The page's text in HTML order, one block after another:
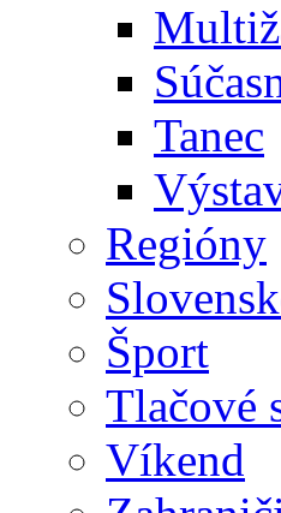
Tanec
Regióny
Šport
Tlačové
Víkend